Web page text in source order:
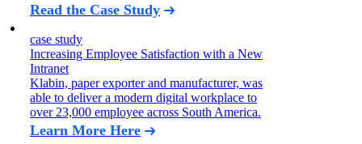
Read the Case Study
case study
Increasing Employee Satisfaction with a New
Intranet
Klabin, paper exporter and manufacturer, was
able to deliver a modern digital workplace to
over 23,000 employee across South America.
Learn More Here